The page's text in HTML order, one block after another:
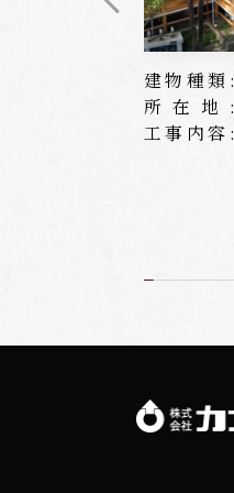
建物種類:
所在地:
工事内容: